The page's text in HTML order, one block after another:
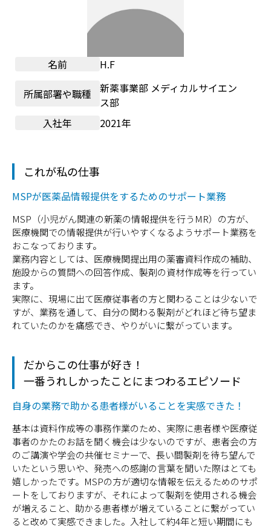
名前 H.F
所属部署や職種
新薬事業部 メディカルサイエン
ス部
入社年
2021年
これが私の仕事
MSPが医薬品情報提供をするためのサポート業務
MSP（小児がん関連の新薬の情報提供を行うMR）の方が、
医療機関での情報提供が行いやすくなるようサポート業務を
おこなっております。
業務内容としては、医療機関提出用の薬審資料作成の補助、
施設からの質問への回答作成、製剤の資材作成等を行ってい
ます。
実際に、現場に出て医療従事者の方と関わることは少ないで
すが、業務を通して、自分の関わる製剤がどれほど待ち望ま
れていたのかを痛感でき、やりがいに繋がっています。
だからこの仕事が好き！
一番うれしかったことにまつわるエピソード
自身の業務で助かる患者様がいることを実感できた！
基本は資料作成等の事務作業のため、実際に患者様や医療従
事者のかたのお話を聞く機会は少ないのですが、患者会の方
のご講演や学会の共催セミナーで、長い間製剤を待ち望んで
いたという思いや、発売への感謝の言葉を聞いた際はとても
嬉しかったです。MSPの方が適切な情報を伝えるためのサポ
ートをしておりますが、それによって製剤を使用される機会
が増えること、助かる患者様が増えていることに繋がってい
ると改めて実感できました。入社して約4年と短い期間にも